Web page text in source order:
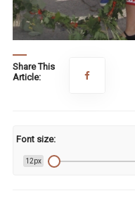
Share This
Article:
Font size:
12px